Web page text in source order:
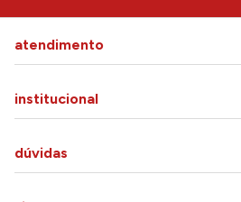
atendimento
institucional
dúvidas